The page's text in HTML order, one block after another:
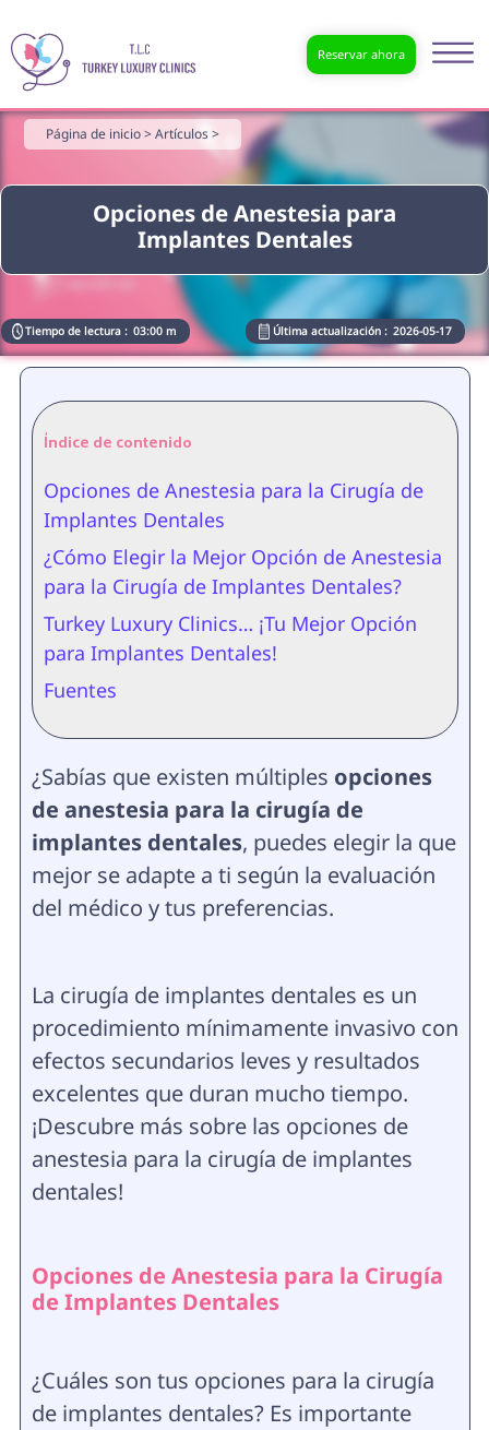
Reservar ahora
Opciones de Anestesia para
Implantes Dentales
Página de inicio >Artículos >
Tiempo de lectura : 03:00 m Última actualización : 2026-05-17
Índice de contenido
Opciones de Anestesia para la Cirugía de
Implantes Dentales
¿Cómo Elegir la Mejor Opción de Anestesia
para la Cirugía de Implantes Dentales?
Turkey Luxury Clinics… ¡Tu Mejor Opción
para Implantes Dentales!
Fuentes
¿Sabías que existen múltiples opciones
de anestesia para la cirugía de
implantes dentales, puedes elegir la que
mejor se adapte a ti según la evaluación
del médico y tus preferencias.
La cirugía de implantes dentales es un
procedimiento mínimamente invasivo con
efectos secundarios leves y resultados
excelentes que duran mucho tiempo.
¡Descubre más sobre las opciones de
anestesia para la cirugía de implantes
dentales!
Opciones de Anestesia para la Cirugía
de Implantes Dentales
¿Cuáles son tus opciones para la cirugía
de implantes dentales? Es importante